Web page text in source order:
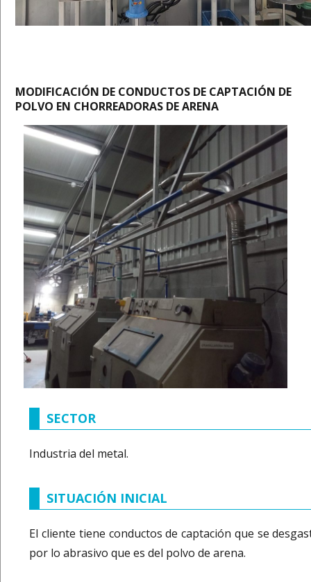
MODIFICACIÓN DE CONDUCTOS DE CAPTACIÓN DE
POLVO EN CHORREADORAS DE ARENA
SECTOR
Industria del metal.
SITUACIÓN INICIAL
El cliente tiene conductos de captación que se
por lo abrasivo que es del polvo de arena.